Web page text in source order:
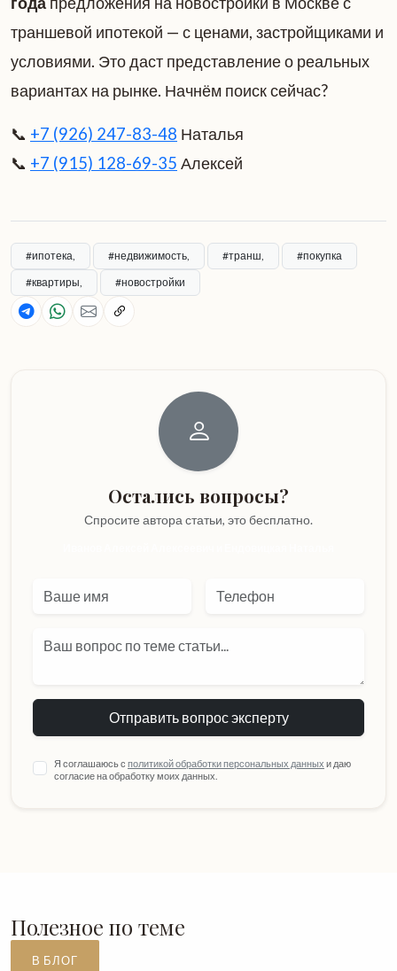
траншевой ипотекой — с ценами, застройщиками и
условиями. Это даст представление о реальных
вариантах на рынке. Начнём поиск сейчас?
📞 +7 (926) 247-83-48 Наталья
📞 +7 (915) 128-69-35 Алексей
#ипотека, #недвижимость, #транш,
#покупка
#квартиры,
#новостройки
Остались вопросы?
Спросите автора статьи, это бесплатно.
Отправить вопрос эксперту
Я соглашаюсь с политикой обработки персональных данных и даю
согласие на обработку моих данных.
Полезное по теме
В БЛОГ